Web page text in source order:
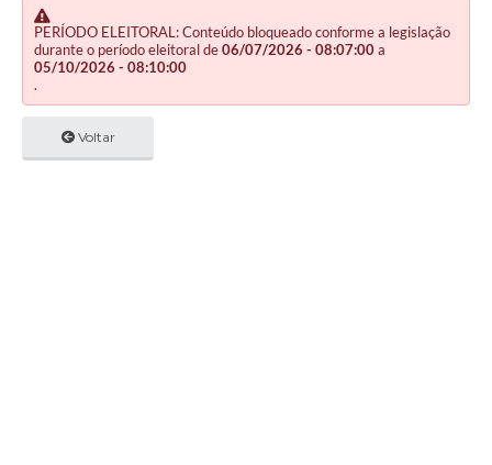
PERÍODO ELEITORAL: Conteúdo bloqueado conforme a legislação
durante o período eleitoral de06/07/2026 - 08:07:00a
05/10/2026 - 08:10:00
.
Voltar